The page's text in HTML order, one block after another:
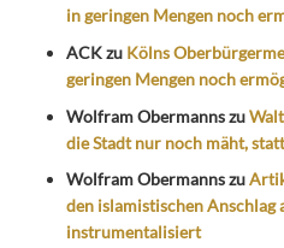
in geringen Mengen noch
ACKzu Kölns
geringen Mengen noch
Wolfram Obermannszu
die Stadt nur noch mäht,
Wolfram Obermannszu
den islamistischen Anschlag
instrumentalisiert